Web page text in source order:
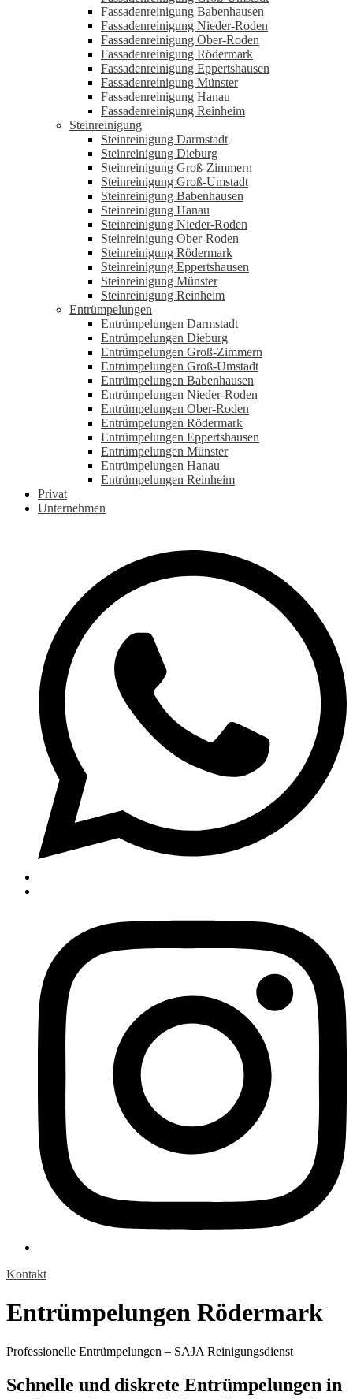
Fassadenreinigung Babenhausen
Fassadenreinigung Nieder-Roden
Fassadenreinigung Ober-Roden
Fassadenreinigung Rödermark
Fassadenreinigung Eppertshausen
Fassadenreinigung Münster
Fassadenreinigung Hanau
Fassadenreinigung Reinheim
Steinreinigung
Steinreinigung Darmstadt
Steinreinigung Dieburg
Steinreinigung Groß-Zimmern
Steinreinigung Groß-Umstadt
Steinreinigung Babenhausen
Steinreinigung Hanau
Steinreinigung Nieder-Roden
Steinreinigung Ober-Roden
Steinreinigung Rödermark
Steinreinigung Eppertshausen
Steinreinigung Münster
Steinreinigung Reinheim
Entrümpelungen
Entrümpelungen Darmstadt
Entrümpelungen Dieburg
Entrümpelungen Groß-Zimmern
Entrümpelungen Groß-Umstadt
Entrümpelungen Babenhausen
Entrümpelungen Nieder-Roden
Entrümpelungen Ober-Roden
Entrümpelungen Rödermark
Entrümpelungen Eppertshausen
Entrümpelungen Münster
Entrümpelungen Hanau
Entrümpelungen Reinheim
Privat
Unternehmen
Kontakt
Entrümpelungen Rödermark
Professionelle Entrümpelungen – SAJA Reinigungsdienst
Schnelle und diskrete Entrümpelungen in